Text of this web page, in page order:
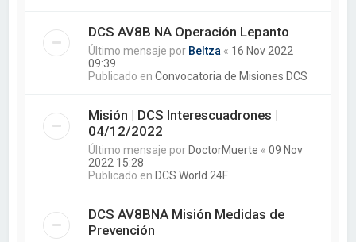
DCS AV8B NA Operación Lepanto
Último mensaje por Beltza « 16 Nov 2022
09:39
Publicado enConvocatoria de Misiones DCS
Misión | DCS Interescuadrones |
04/12/2022
Último mensaje por DoctorMuerte «09 Nov
2022 15:28
Publicado en DCS World 24F
DCS AV8BNA Misión Medidas de
Prevención